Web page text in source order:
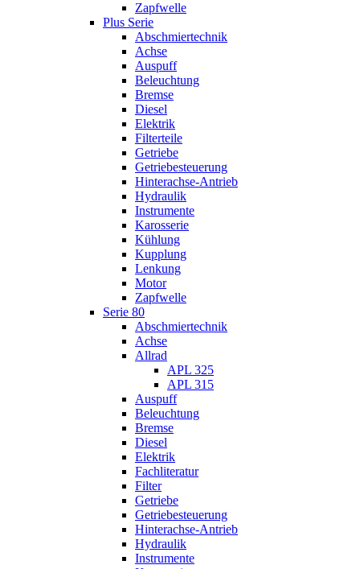
Zapfwelle
Plus Serie
Abschmiertechnik
Achse
Auspuff
Beleuchtung
Bremse
Diesel
Elektrik
Filterteile
Getriebe
Getriebesteuerung
Hinterachse-Antrieb
Hydraulik
Instrumente
Karosserie
Kühlung
Kupplung
Lenkung
Motor
Zapfwelle
Serie 80
Abschmiertechnik
Achse
Allrad
APL 325
APL 315
Auspuff
Beleuchtung
Bremse
Diesel
Elektrik
Fachliteratur
Filter
Getriebe
Getriebesteuerung
Hinterachse-Antrieb
Hydraulik
Instrumente